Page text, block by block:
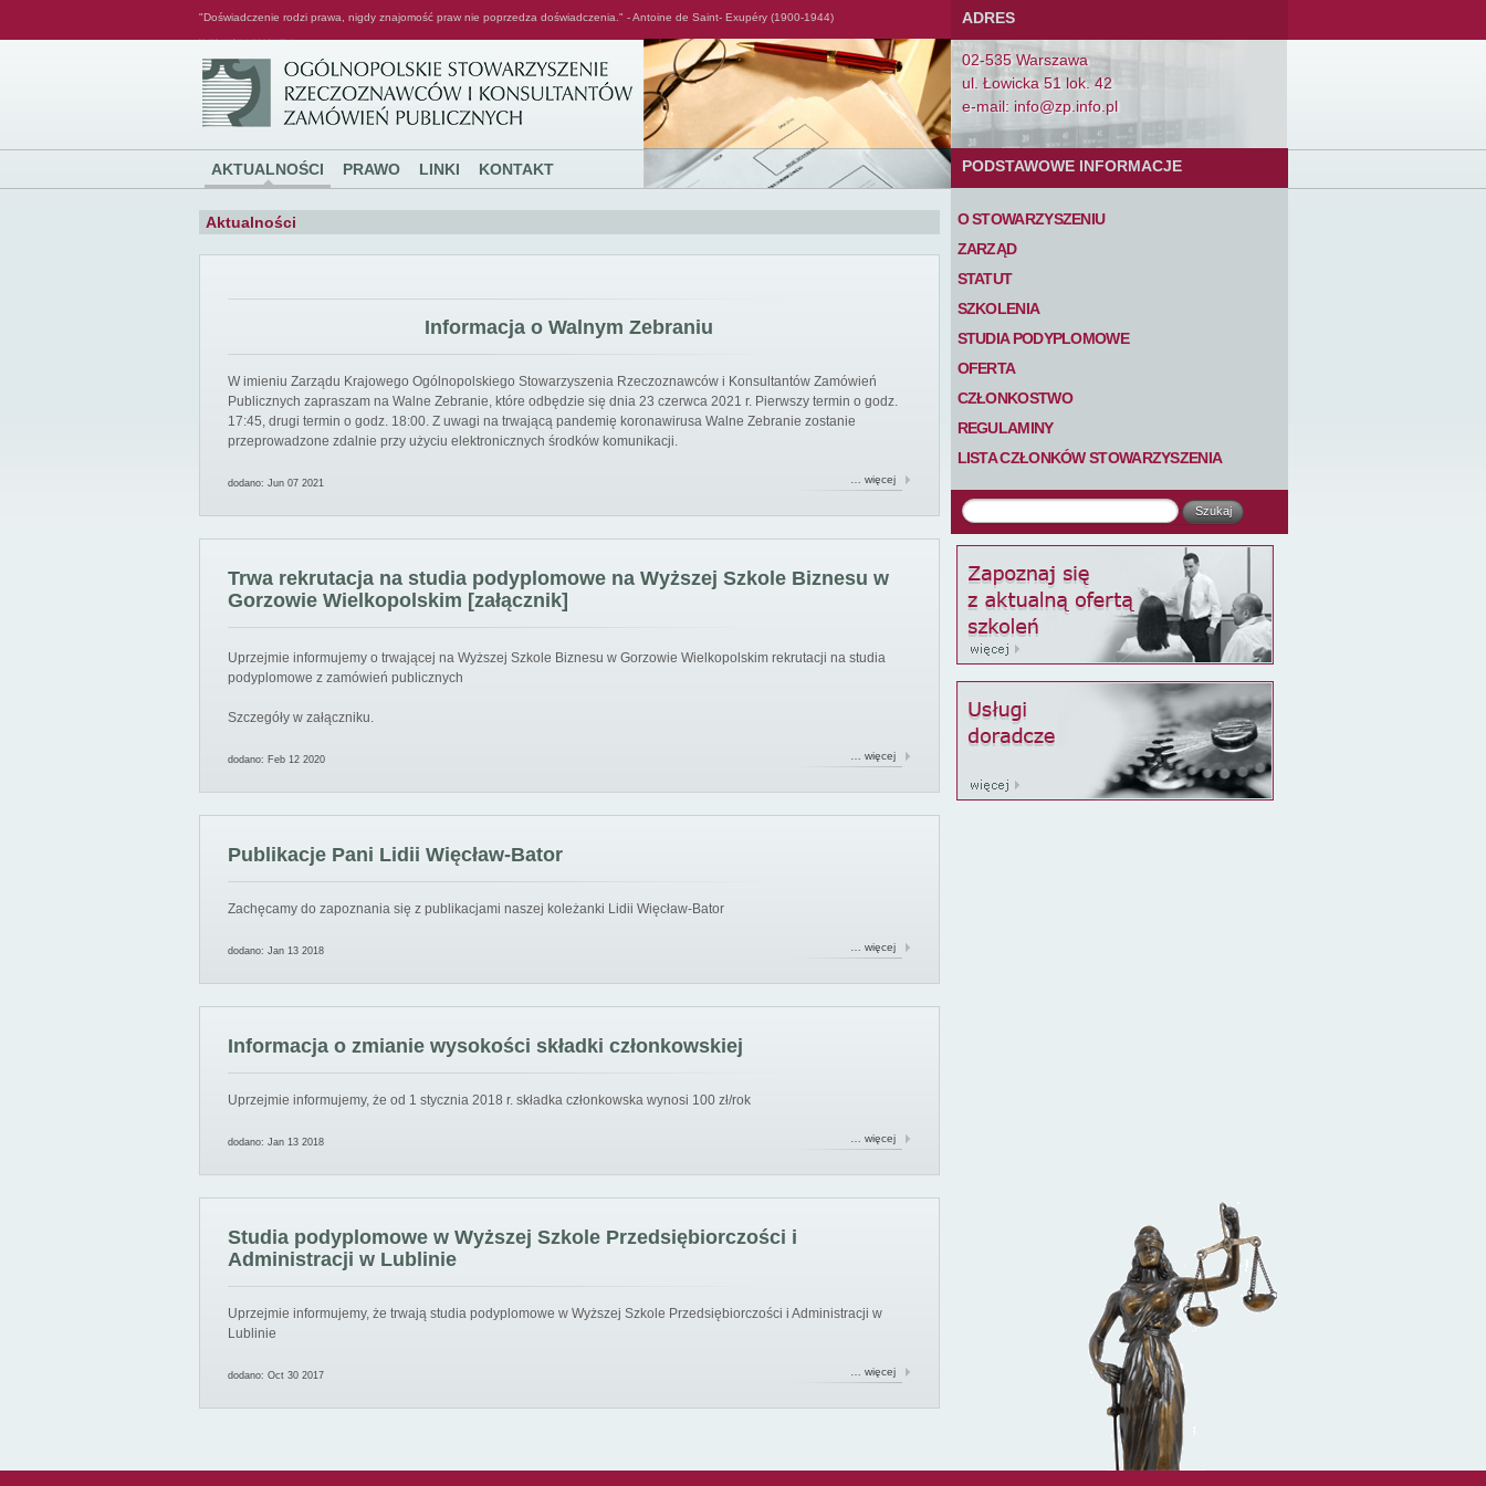
"Doświadczenie rodzi prawa, nigdy znajomość praw nie poprzedza doświadczenia." - Antoine de Saint- Exupéry (1900-1944)
AKTUALNOŚCI PRAWO LINKI KONTAKT
ADRES
02-535 Warszawa
ul. Łowicka 51 lok. 42
e-mail: info@zp.info.pl
PODSTAWOWE INFORMACJE
O STOWARZYSZENIU
ZARZĄD
STATUT
SZKOLENIA
STUDIA PODYPLOMOWE
OFERTA
CZŁONKOSTWO
REGULAMINY
LISTA CZŁONKÓW STOWARZYSZENIA
Aktualności
Informacja o Walnym Zebraniu
W imieniu Zarządu Krajowego Ogólnopolskiego Stowarzyszenia Rzeczoznawców i Konsultantów Zamówień
Publicznych zapraszam na Walne Zebranie, które odbędzie się dnia 23 czerwca 2021 r. Pierwszy termin o godz.
17:45, drugi termin o godz. 18:00. Z uwagi na trwającą pandemię koronawirusa Walne Zebranie zostanie
przeprowadzone zdalnie przy użyciu elektronicznych środków komunikacji.
dodano: Jun 07 2021 … więcej
Trwa rekrutacja na studia podyplomowe na Wyższej Szkole Biznesu w
Gorzowie Wielkopolskim [załącznik]
Uprzejmie informujemy o trwającej na Wyższej Szkole Biznesu w Gorzowie Wielkopolskim rekrutacji na studia
podyplomowe z zamówień publicznych
Szczegóły w załączniku.
dodano: Feb 12 2020 … więcej
Publikacje Pani Lidii Więcław-Bator
Zachęcamy do zapoznania się z publikacjami naszej koleżanki Lidii Więcław-Bator
dodano: Jan 13 2018 … więcej
Informacja o zmianie wysokości składki członkowskiej
Uprzejmie informujemy, że od 1 stycznia 2018 r. składka członkowska wynosi 100 zł/rok
dodano: Jan 13 2018 … więcej
Studia podyplomowe w Wyższej Szkole Przedsiębiorczości i
Administracji w Lublinie
Uprzejmie informujemy, że trwają studia podyplomowe w Wyższej Szkole Przedsiębiorczości i Administracji w
Lublinie
dodano: Oct 30 2017 … więcej